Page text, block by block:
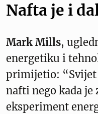
Nafta je i
Mark Mills,
energetiku i
primijetio: “Svijet
nafti nego kada
eksperiment